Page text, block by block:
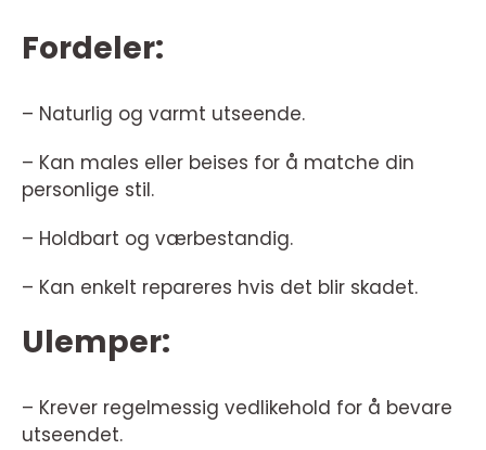
Fordeler:
– Naturlig og varmt utseende.
– Kan males eller beises for å matche din
personlige stil.
– Holdbart og værbestandig.
– Kan enkelt repareres hvis det blir skadet.
Ulemper:
– Krever regelmessig vedlikehold for å bevare
utseendet.